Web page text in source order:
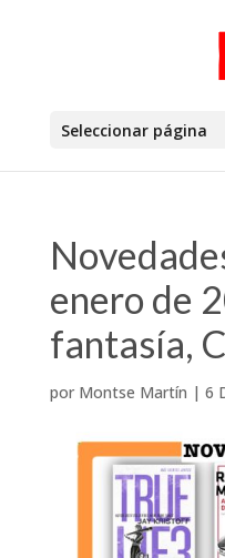
Seleccionar página
enero de
fantasía,
por Montse Martín | 6